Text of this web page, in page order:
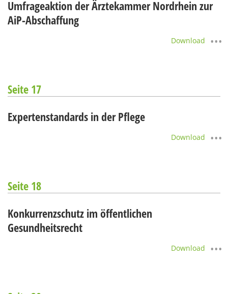
Umfrageaktion der Ärztekammer Nordrhein zur
AiP-Abschaffung
Download
Seite 17
Expertenstandards in der Pflege
Download
Seite 18
Konkurrenzschutz im öffentlichen
Gesundheitsrecht
Download